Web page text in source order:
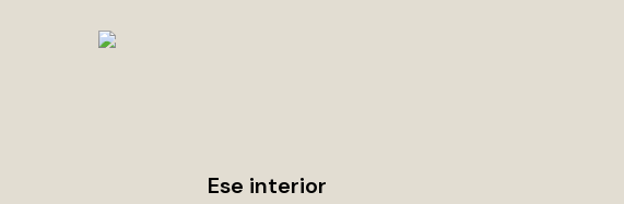
Ese interior